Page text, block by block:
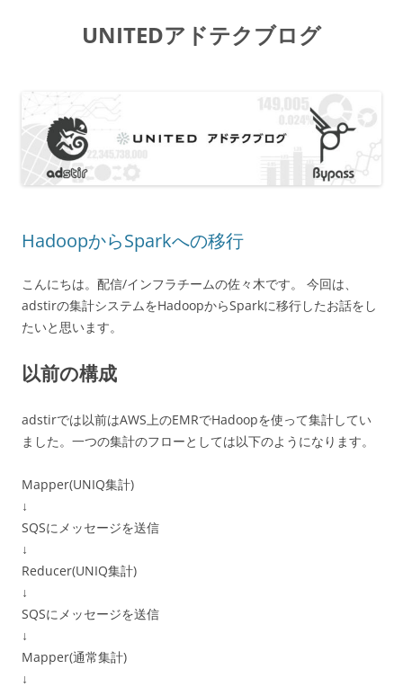
UNITEDアドテクブログ
へ
プ
HadoopからSparkへの移行
こんにちは。配信/インフラチームの佐々木です。 今回は、
adstirの集計システムをHadoopからSparkに移行したお話をし
たいと思います。
以前の構成
adstirでは以前はAWS上のEMRでHadoopを使って集計してい
ました。一つの集計のフローとしては以下のようになります。
Mapper(UNIQ集計)
↓
SQSにメッセージを送信
↓
Reducer(UNIQ集計)
↓
SQSにメッセージを送信
↓
Mapper(通常集計)
↓